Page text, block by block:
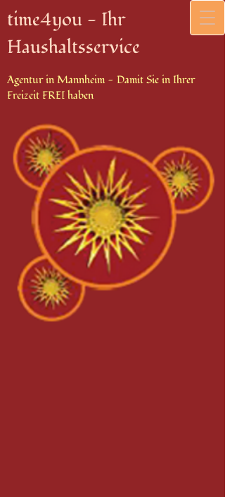
time4you - Ihr
Haushaltsservice
Agentur in Mannheim - Damit Sie in Ihrer
Freizeit FREI haben